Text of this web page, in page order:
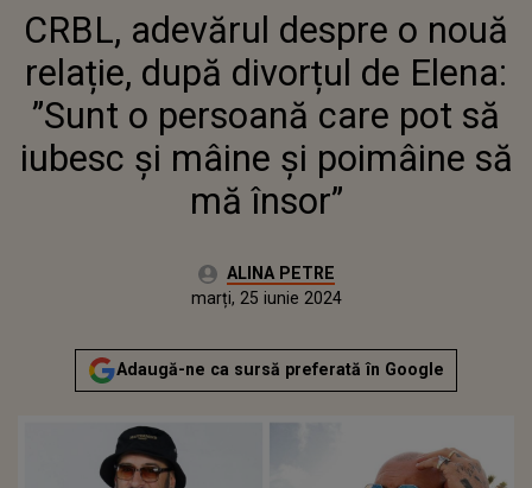
NOUĂ RELAȚIE, DUPĂ
DIVORȚUL DE ELENA: ”SUNT O
PERSOANĂ CARE POT SĂ
IUBESC ȘI MÂINE ȘI POIMÂINE
SĂ MĂ ÎNSOR”
CRBL, adevărul despre o nouă
relație, după divorțul de Elena:
”Sunt o persoană care pot să
iubesc și mâine și poimâine să
mă însor”
Autor:ALINA PETRE
Actualizat:
marți, 25 iunie 2024
Adaugă-ne ca sursă preferată în Google